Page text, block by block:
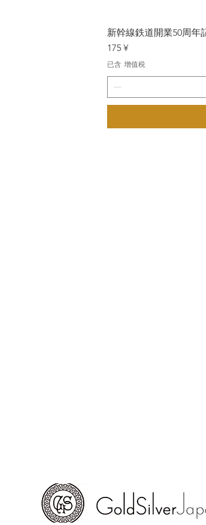
新幹線鉄道開業50周年
價格
175 ¥
已含 增值税